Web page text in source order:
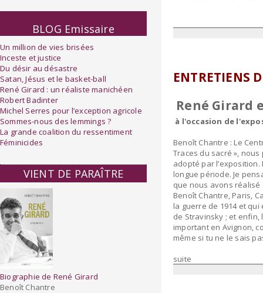
BLOG Emissaire
Un million de vies brisées
Inceste et justice
Du désir au désastre
Satan, Jésus et le basket-ball
René Girard : un réaliste manichéen
Robert Badinter
Michel Serres pour l’exception agricole
Sommes-nous des lemmings ?
La grande coalition du ressentiment
Féminicides
VIENT DE PARAÎTRE
Biographie de René Girard
Benoît Chantre
ENTRETIENS
René Girard
à l'occasion de
Benoît Chantre : Le
Traces du sacré »,
adopté par
longue période. Je
que nous avons réalisé
Benoît Chantre, Paris,
la guerre de 1914 et
de Stravinsky ; et
important en Avignon,
même si tu ne le sais
suite